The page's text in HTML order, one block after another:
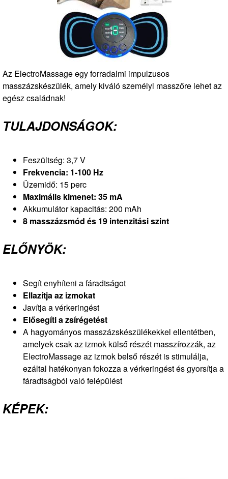
Az ElectroMassage egy forradalmi impulzusos
masszázskészülék, amely kiváló személyi masszőre lehet az
egész családnak!
TULAJDONSÁGOK:
Feszültség: 3,7 V
Frekvencia: 1-100 Hz
Üzemidő: 15 perc
Maximális kimenet: 35 mA
Akkumulátor kapacitás: 200 mAh
8 masszázsmód és 19 intenzitási szint
ELŐNYÖK:
Segít enyhíteni a fáradtságot
Ellazítja az izmokat
Javítja a vérkeringést
Elősegíti a zsírégetést
A hagyományos masszázskészülékekkel ellentétben,
amelyek csak az izmok külső részét masszírozzák, az
ElectroMassage az izmok belső részét is stimulálja,
ezáltal hatékonyan fokozza a vérkeringést és gyorsítja a
fáradtságból való felépülést
KÉPEK: